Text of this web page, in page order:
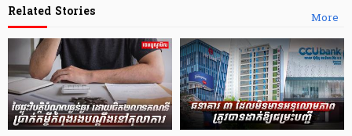
More
Related Stories